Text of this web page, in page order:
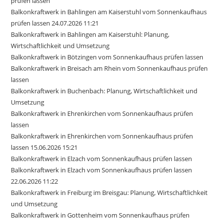
Balkonkraftwerk in Bahlingen am Kaiserstuhl vom Sonnenkaufhaus
prüfen lassen 24.07.2026 11:21
Balkonkraftwerk in Bahlingen am Kaiserstuhl: Planung,
Wirtschaftlichkeit und Umsetzung
Balkonkraftwerk in Bötzingen vom Sonnenkaufhaus prüfen lassen
Balkonkraftwerk in Breisach am Rhein vom Sonnenkaufhaus prüfen
lassen
Balkonkraftwerk in Buchenbach: Planung, Wirtschaftlichkeit und
Umsetzung
Balkonkraftwerk in Ehrenkirchen vom Sonnenkaufhaus prüfen
lassen
Balkonkraftwerk in Ehrenkirchen vom Sonnenkaufhaus prüfen
lassen 15.06.2026 15:21
Balkonkraftwerk in Elzach vom Sonnenkaufhaus prüfen lassen
Balkonkraftwerk in Elzach vom Sonnenkaufhaus prüfen lassen
22.06.2026 11:22
Balkonkraftwerk in Freiburg im Breisgau: Planung, Wirtschaftlichkeit
und Umsetzung
Balkonkraftwerk in Gottenheim vom Sonnenkaufhaus prüfen